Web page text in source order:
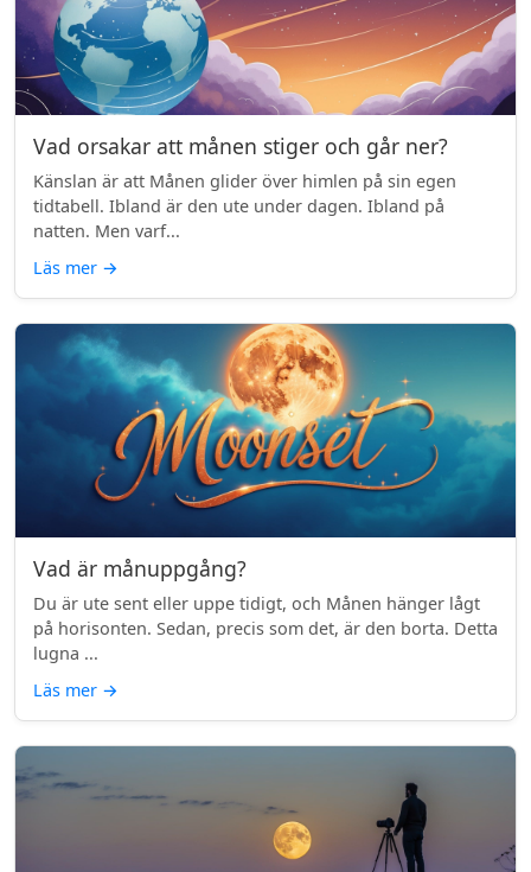
Vad orsakar att månen stiger och går ner?
Känslan är att Månen glider över himlen på sin egen
tidtabell. Ibland är den ute under dagen. Ibland på
natten. Men varf...
Läs mer →
Vad är månuppgång?
Du är ute sent eller uppe tidigt, och Månen hänger lågt
på horisonten. Sedan, precis som det, är den borta. Detta
lugna ...
Läs mer →